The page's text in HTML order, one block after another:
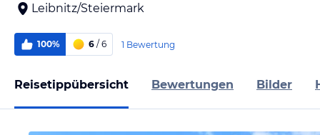
Leibnitz/Steiermark
100% 6 / 6 1 Bewertung
Reisetippübersicht Bewertungen Bilder